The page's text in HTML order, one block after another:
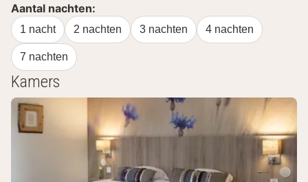
Aantal nachten:
1 nacht 2 nachten 3 nachten 4 nachten
7 nachten
Kamers